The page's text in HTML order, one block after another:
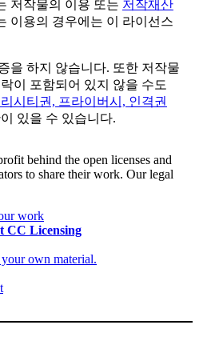
저작물의 이용 또는 저작재산
이용의 경우에는 이 라이선스
을 하지 않습니다. 또한 저작물
이 포함되어 있지 않을 수도
시티권, 프라이버시, 인격권
있을 수 있습니다.
behind the open licenses and
to share their work. Our legal
work
CC Licensing
own material.